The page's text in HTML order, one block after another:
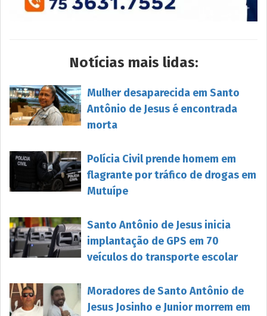
Notícias mais lidas:
Mulher desaparecida em Santo
Antônio de Jesus é encontrada
morta
Polícia Civil prende homem em
flagrante por tráfico de drogas em
Mutuípe
Santo Antônio de Jesus inicia
implantação de GPS em 70
veículos do transporte escolar
Moradores de Santo Antônio de
Jesus Josinho e Junior morrem em